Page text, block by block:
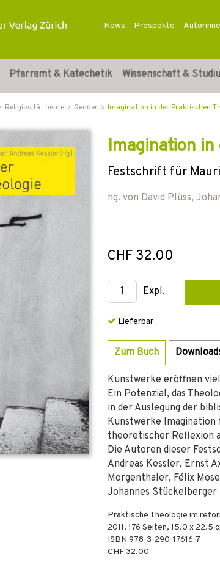
News Prospekte
Pfarramt & Katechetik Wissenschaft &
Religiosität heute Gender Imagination in der Praktischen
Imagination
Festschrift für
hg. von David Plüss,
CHF 32.00
Expl.
Lieferbar
Zum Buch
Kunstwerke eröffnen
Ein Potenzial, das
in der Auslegung der
Kunstwerke Imagination
theoretischer Reflexion
Die Autoren dieser
Andreas Kessler, Ernst
Morgenthaler, Félix
Johannes
Praktische Theologie im
2011, 176 Seiten, 15.0 x 22.5
ISBN 978-3-290-17616-7
CHF 32.00